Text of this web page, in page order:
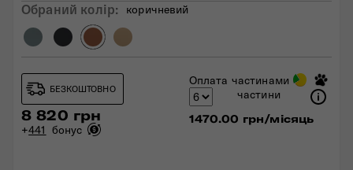
Обраний колiр: коричневий
БЕЗКОШТОВНО
8 820 грн
+441 бонус
Оплата частинами
частини
1470.00 грн/місяць